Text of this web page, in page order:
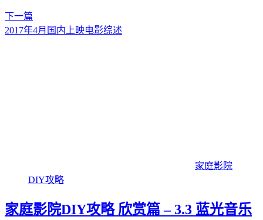
下一篇
2017年4月国内上映电影综述
家庭影院
DIY攻略
家庭影院DIY攻略 欣赏篇 – 3.3 蓝光音乐